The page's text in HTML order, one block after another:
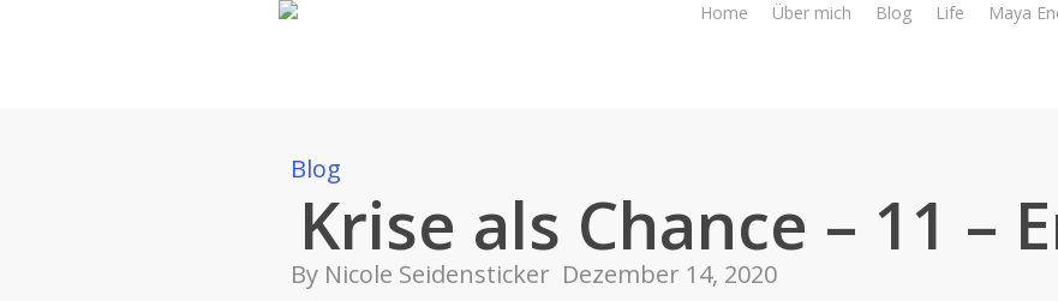
Home Über mich Blog Life Maya
Blog
Krise als Chance – 11 –
By Nicole Seidensticker Dezember 14, 2020